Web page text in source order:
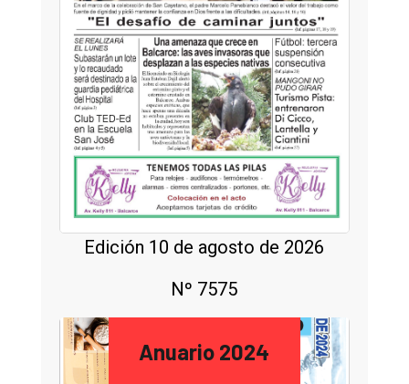
Edición 10 de agosto de 2026
Nº 7575
Anuario 2024